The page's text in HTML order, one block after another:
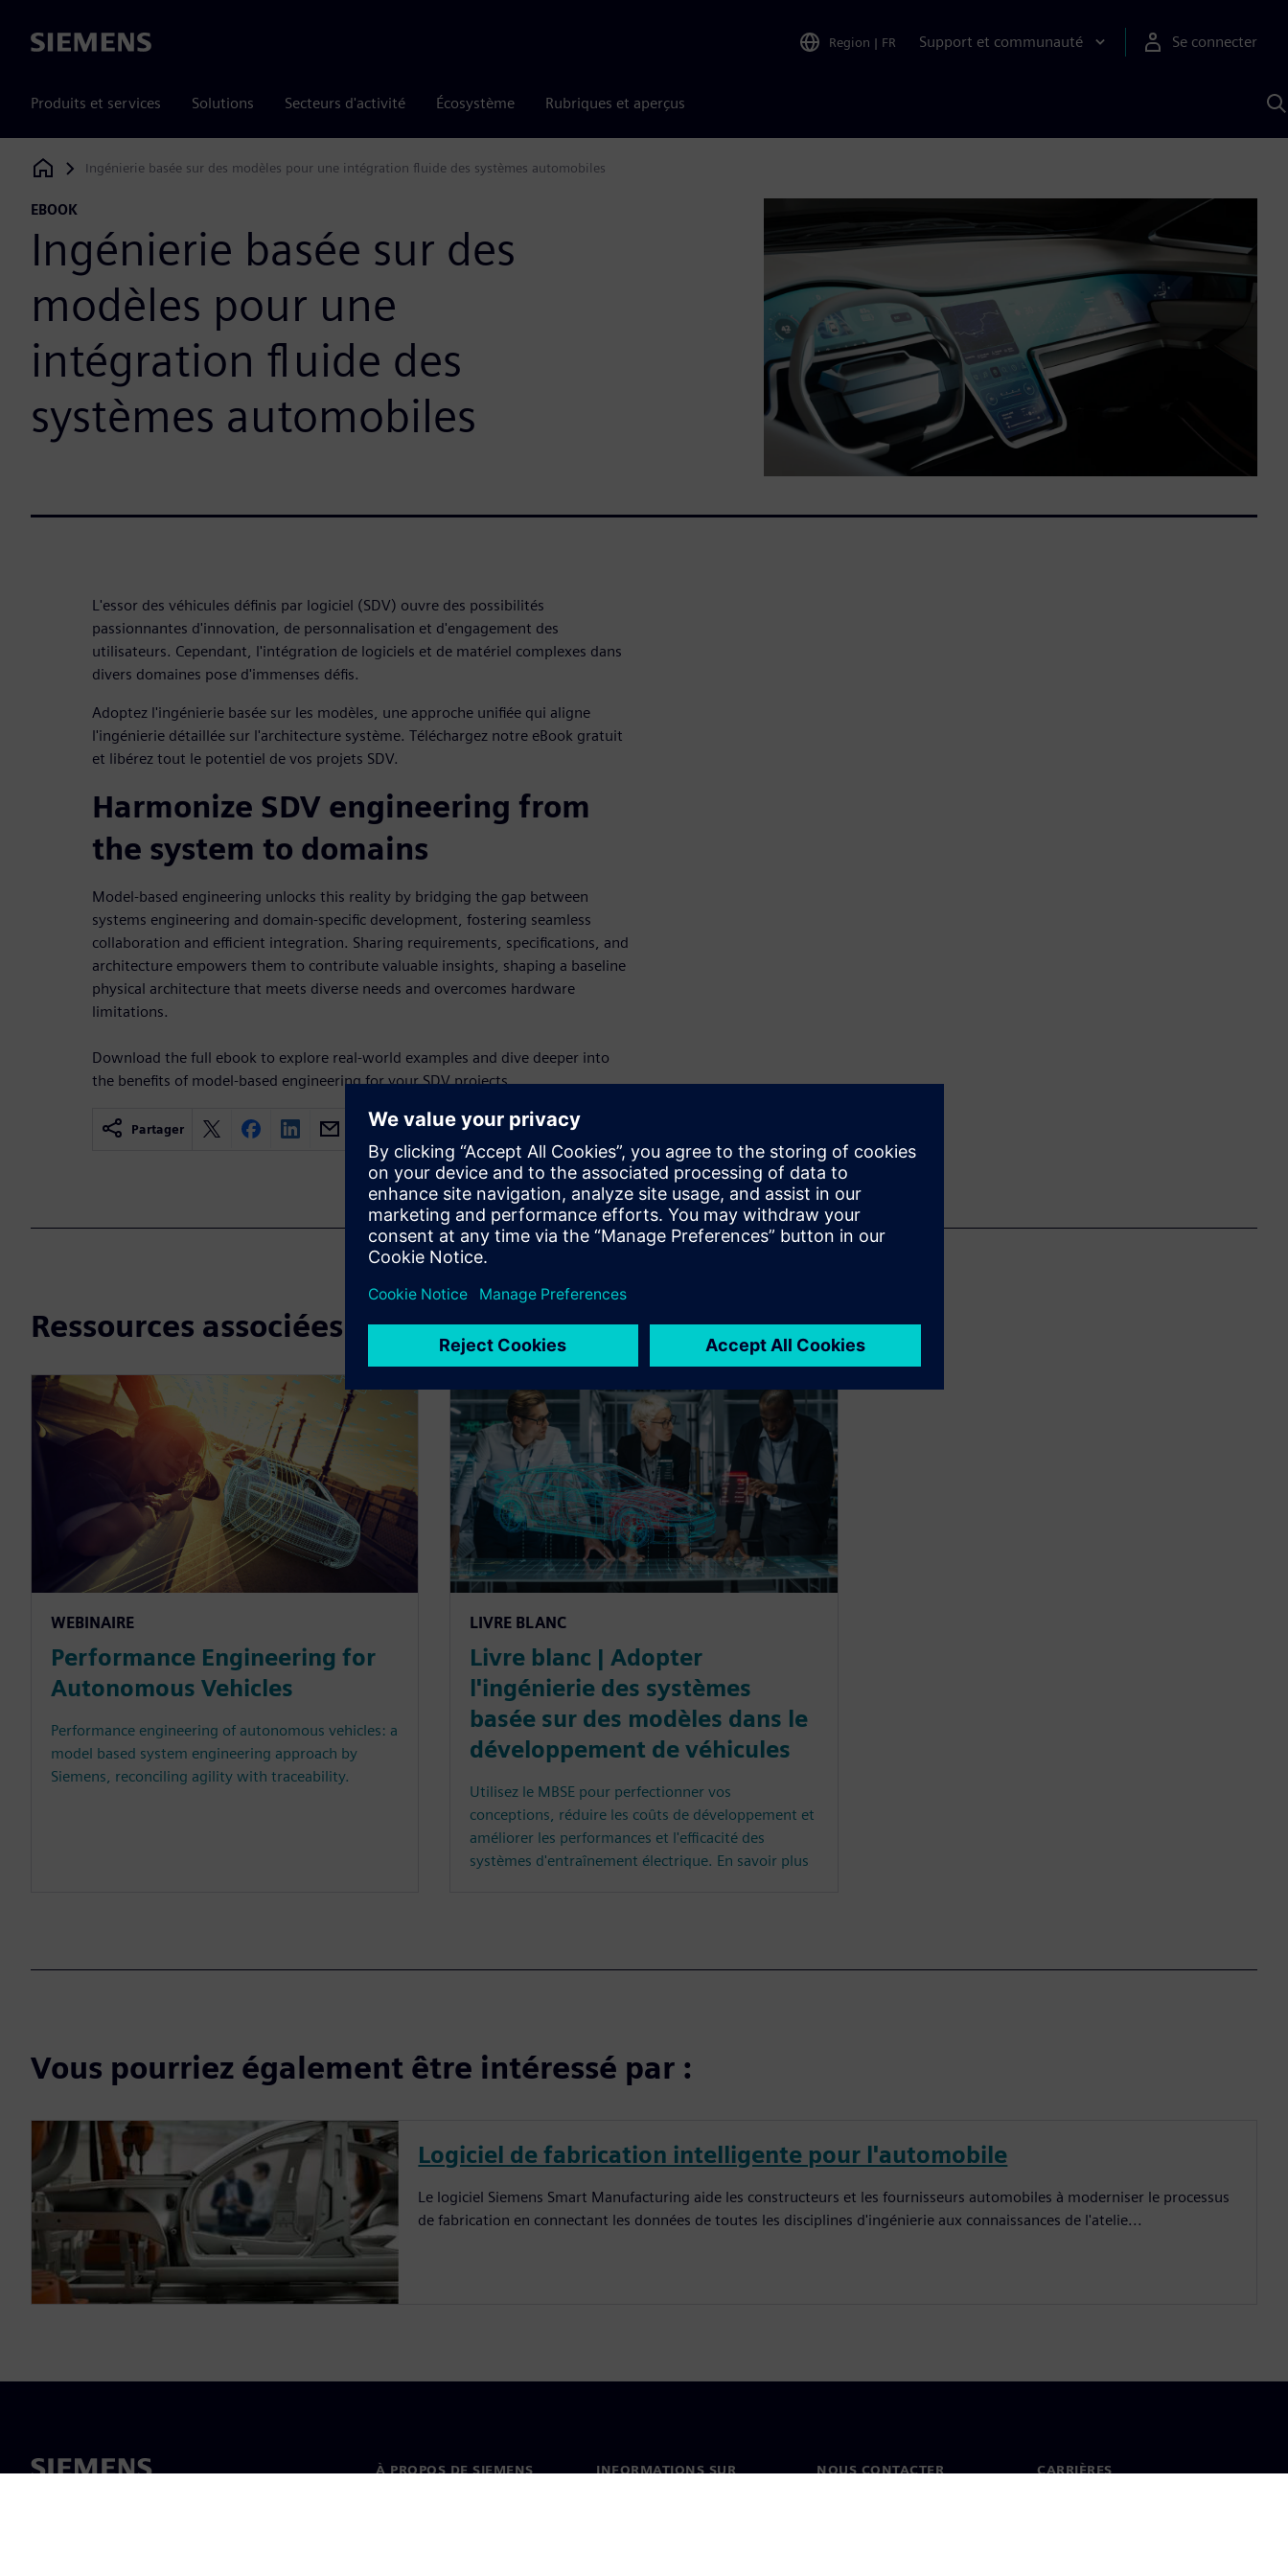
Siemens Region | FR Support et communauté Se connecter
Produits et services Solutions Secteurs d'activité Écosystème Rubriques et aperçus
Siemens Digital Industries Software
Ingénierie basée sur des modèles pour une intégration fluide des systèmes automobiles
EBOOK
Ingénierie basée sur des
modèles pour une
intégration fluide des
systèmes automobiles
L'essor des véhicules définis par logiciel (SDV) ouvre des possibilités
passionnantes d'innovation, de personnalisation et d'engagement des
utilisateurs. Cependant, l'intégration de logiciels et de matériel complexes dans
divers domaines pose d'immenses défis.
Adoptez l'ingénierie basée sur les modèles, une approche unifiée qui aligne
l'ingénierie détaillée sur l'architecture système. Téléchargez notre eBook gratuit
et libérez tout le potentiel de vos projets SDV.
Harmonize SDV engineering from
the system to domains
Model-based engineering unlocks this reality by bridging the gap between
systems engineering and domain-specific development, fostering seamless
collaboration and efficient integration. Sharing requirements, specifications, and
architecture empowers them to contribute valuable insights, shaping a baseline
physical architecture that meets diverse needs and overcomes hardware
limitations.
Download the full ebook to explore real-world examples and dive deeper into
the benefits of model-based engineering for your SDV projects.
Partager
Ressources associées
WEBINAIRE
Performance Engineering for
Autonomous Vehicles
Performance engineering of autonomous vehicles: a
model based system engineering approach by
Siemens, reconciling agility with traceability.
LIVRE BLANC
Livre blanc | Adopter
l'ingénierie des systèmes
basée sur des modèles dans le
développement de véhicules
Utilisez le MBSE pour perfectionner vos
conceptions, réduire les coûts de développement et
améliorer les performances et l'efficacité des
systèmes d'entraînement électrique. En savoir plus
Vous pourriez également être intéressé par :
Logiciel de fabrication intelligente pour l'automobile
Le logiciel Siemens Smart Manufacturing aide les constructeurs et les fournisseurs automobiles à moderniser le processus
de fabrication en connectant les données de toutes les disciplines d'ingénierie aux connaissances de l'atelie...
À PROPOS DE SIEMENS
INFORMATIONS SUR
NOUS CONTACTER CARRIÈRES